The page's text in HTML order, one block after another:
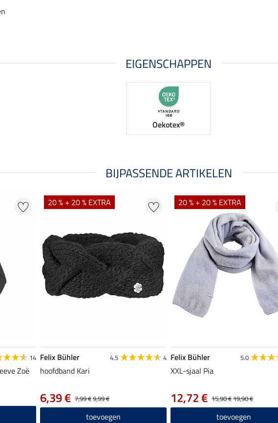
EIGENSCHAPPEN
Oekotex®
BIJPASSENDE ARTIKELEN
14
Zoë
20 % + 20 % EXTRA
Felix Bühler 4.5 4
hoofdband Kari
7,99 €9,99 €
6,39 €
toevoegen
20 % + 20 % EXTRA
Felix Bühler 5.0
XXL-sjaal Pia
15,90 €19,90 €
12,72 €
toevoegen